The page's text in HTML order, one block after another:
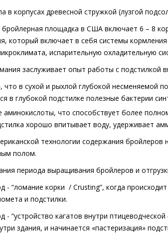
в корпусах древесной стружкой (лузгой
бройлерная площадка в США включает 6 – 8
который включает в себя системы
испарительную охладительную
заслуживает опыт работы с подстилкой
что в сухой и рыхлой глубокой несменяемой
в глубокой подстилке полезные бактерии
аминокислоты, что способствует более
хорошо впитывает воду, удерживает
технологии содержания
полом.
периода выращивания бройлеров и
- “ломание корки / Crusting”, когда происходит
и подстилки.
- “устройство кагатов внутри
здания, и начинается «пастеризация»